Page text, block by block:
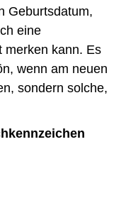
Geburtsdatum,
eine
merken kann. Es
wenn am neuen
sondern solche,